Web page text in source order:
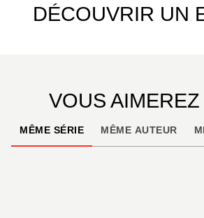
DÉCOUVRIR UN
VOUS AIMEREZ
MÊME SÉRIE MÊME AUTEUR